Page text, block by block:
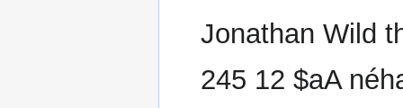
Jonathan Wild
245 12 $aA